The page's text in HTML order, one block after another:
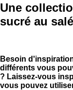
Une
sucré au
Besoin
différents vous
? Laissez-vous
vous pouvez